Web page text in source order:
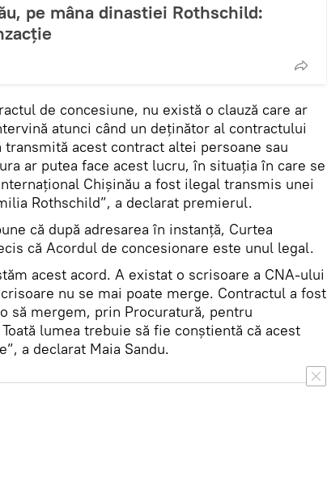
pe mâna dinastiei Rothschild:
de concesiune, nu există o clauză care ar
atunci când un deținător al contractului
transmită acest contract altei persoane sau
ar putea face acest lucru, în situația în care se
Chișinău a fost ilegal transmis unei
Rothschild”, a declarat premierul.
că după adresarea în instanță, Curtea
că Acordul de concesionare este unul legal.
acest acord. A existat o scrisoare a CNA-ului
nu se mai poate merge. Contractul a fost
să mergem, prin Procuratură, pentru
lumea trebuie să fie conștientă că acest
a declarat Maia Sandu.